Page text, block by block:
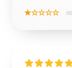
★☆☆☆☆